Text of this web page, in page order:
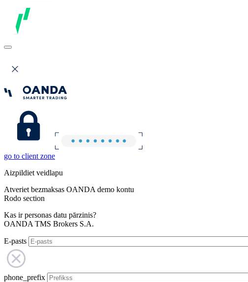
go to client zone
Aizpildiet veidlapu
Atveriet bezmaksas OANDA demo kontu
Rodo section
Kas ir personas datu pārzinis?
OANDA TMS Brokers S.A.
E-pasts
phone_prefix